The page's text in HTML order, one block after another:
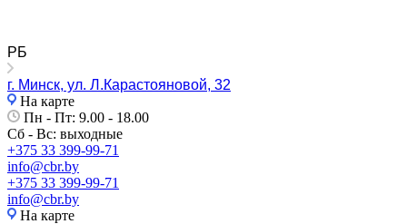
РБ
г. Минск, ул. Л.Карастояновой, 32
На карте
Пн - Пт: 9.00 - 18.00
Сб - Вс: выходные
+375 33 399-99-71
info@cbr.by
+375 33 399-99-71
info@cbr.by
На карте